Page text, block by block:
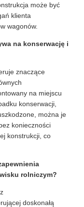
może być
klienta
wagonów.
na konserwację i
znaczące
na miejscu
konserwacji,
można je
konieczności
konstrukcji, co
rolniczym?
doskonałą